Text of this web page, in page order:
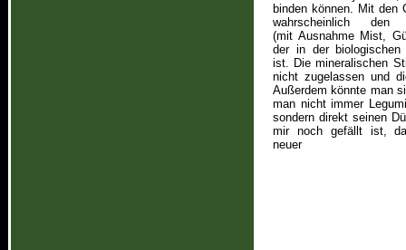
binden können. Mit den
wahrscheinlich den
(mit Ausnahme Mist,
der in der biologischen
ist. Die mineralischen
nicht zugelassen und
Außerdem könnte man
man nicht immer
sondern direkt seinen
mir noch gefällt ist,
neuer